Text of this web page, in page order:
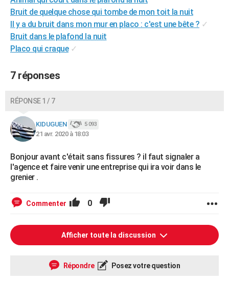
Bruit de quelque chose qui tombe de mon toit la nuit
Il y a du bruit dans mon mur en placo : c'est une bête ? ✓
Bruit dans le plafond la nuit
Placo qui craque ✓
7 réponses
RÉPONSE 1 / 7
KIDUGUEN 5 093
21 avr. 2020 à 18:03
Bonjour avant c'était sans fissures ? il faut signaler a
l'agence et faire venir une entreprise qui ira voir dans le
grenier .
Commenter 0
Afficher toute la discussion
Répondre Posez votre question